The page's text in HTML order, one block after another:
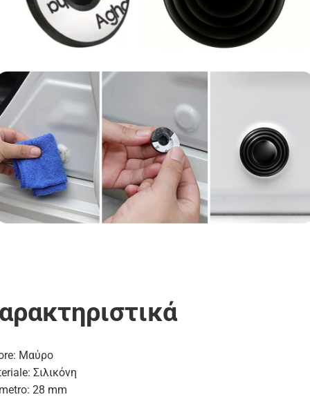
Μαύρο
Σιλικόνη
28 mm